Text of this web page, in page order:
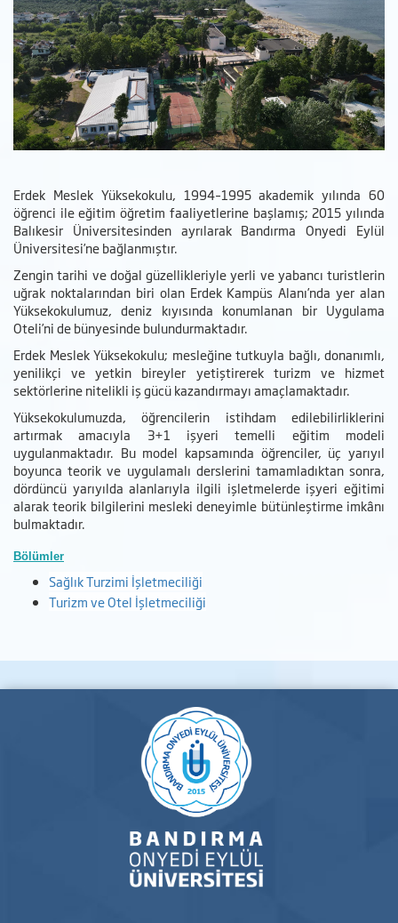
Erdek Meslek Yüksekokulu, 1994–1995 akademik yılında 60
öğrenci ile eğitim öğretim faaliyetlerine başlamış; 2015 yılında
Balıkesir Üniversitesinden ayrılarak Bandırma Onyedi Eylül
Üniversitesi’ne bağlanmıştır.
Zengin tarihi ve doğal güzellikleriyle yerli ve yabancı turistlerin
uğrak noktalarından biri olan Erdek Kampüs Alanı’nda yer alan
Yüksekokulumuz, deniz kıyısında konumlanan bir Uygulama
Oteli’ni de bünyesinde bulundurmaktadır.
Erdek Meslek Yüksekokulu; mesleğine tutkuyla bağlı, donanımlı,
yenilikçi ve yetkin bireyler yetiştirerek turizm ve hizmet
sektörlerine nitelikli iş gücü kazandırmayı amaçlamaktadır.
Yüksekokulumuzda, öğrencilerin istihdam edilebilirliklerini
artırmak amacıyla 3+1 işyeri temelli eğitim modeli
uygulanmaktadır. Bu model kapsamında öğrenciler, üç yarıyıl
boyunca teorik ve uygulamalı derslerini tamamladıktan sonra,
dördüncü yarıyılda alanlarıyla ilgili işletmelerde işyeri eğitimi
alarak teorik bilgilerini mesleki deneyimle bütünleştirme imkânı
bulmaktadır.
Bölümler
Sağlık Turzimi İşletmeciliği
Turizm ve Otel İşletmeciliği